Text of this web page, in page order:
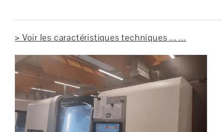
> Voir les caractéristiques techniques ... ...